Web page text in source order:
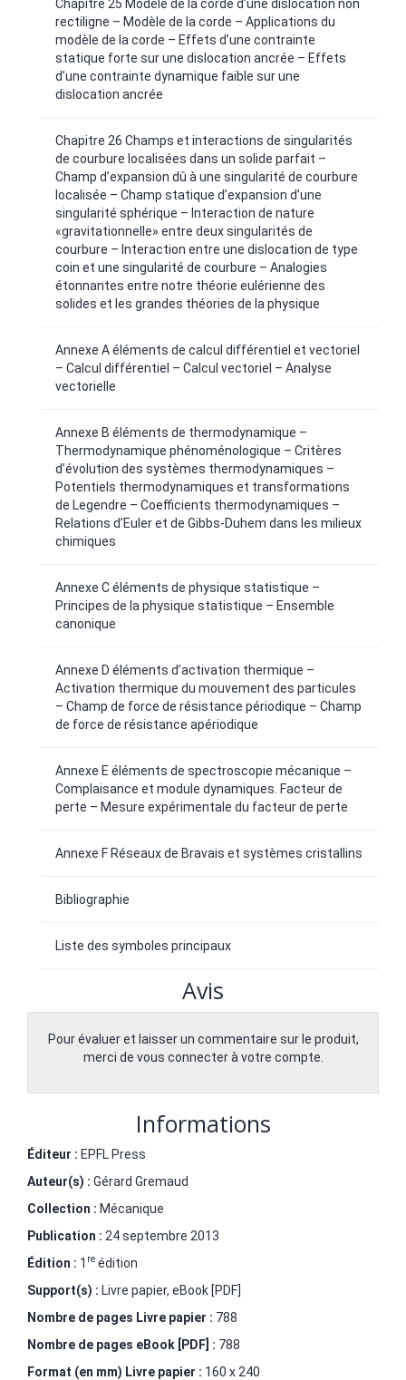
Chapitre 25 Modèle de la corde d’une dislocation non
rectiligne – Modèle de la corde – Applications du
modèle de la corde – Effets d’une contrainte
statique forte sur une dislocation ancrée – Effets
d’une contrainte dynamique faible sur une
dislocation ancrée
Chapitre 26 Champs et interactions de singularités
de courbure localisées dans un solide parfait –
Champ d’expansion dû à une singularité de courbure
localisée – Champ statique d’expansion d’une
singularité sphérique – Interaction de nature
«gravitationnelle» entre deux singularités de
courbure – Interaction entre une dislocation de type
coin et une singularité de courbure – Analogies
étonnantes entre notre théorie eulérienne des
solides et les grandes théories de la physique
Annexe A éléments de calcul différentiel et vectoriel
– Calcul différentiel – Calcul vectoriel – Analyse
vectorielle
Annexe B éléments de thermodynamique –
Thermodynamique phénoménologique – Critères
d’évolution des systèmes thermodynamiques –
Potentiels thermodynamiques et transformations
de Legendre – Coefficients thermodynamiques –
Relations d’Euler et de Gibbs-Duhem dans les milieux
chimiques
Annexe C éléments de physique statistique –
Principes de la physique statistique – Ensemble
canonique
Annexe D éléments d’activation thermique –
Activation thermique du mouvement des particules
– Champ de force de résistance périodique – Champ
de force de résistance apériodique
Annexe E éléments de spectroscopie mécanique –
Complaisance et module dynamiques. Facteur de
perte – Mesure expérimentale du facteur de perte
Annexe F Réseaux de Bravais et systèmes cristallins
Bibliographie
Liste des symboles principaux
Avis
Pour évaluer et laisser un commentaire sur le produit,
merci de vous connecter à votre compte.
Informations
Éditeur : EPFL Press
Auteur(s) : Gérard Gremaud
Collection : Mécanique
Publication : 24 septembre 2013
Édition : 1 re édition
Support(s) : Livre papier, eBook [PDF]
Nombre de pages Livre papier : 788
Nombre de pages eBook [PDF] : 788
Format (en mm) Livre papier : 160 x 240